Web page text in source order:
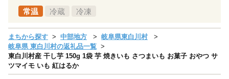
常温 冷蔵 冷凍
まちから探す 中部地方
岐阜県東白川村
岐阜県 東白川村の返礼品一覧
東白川村産 干し芋 150g 1袋 芋 焼きいも さつまいも お菓子 おやつ サ
ツマイモ いも 紅はるか